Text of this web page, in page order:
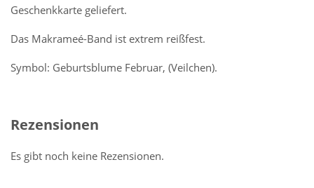
Geschenkkarte geliefert.
Das Makrameé-Band ist extrem reißfest.
Symbol: Geburtsblume Februar, (Veilchen).
Rezensionen
Es gibt noch keine Rezensionen.